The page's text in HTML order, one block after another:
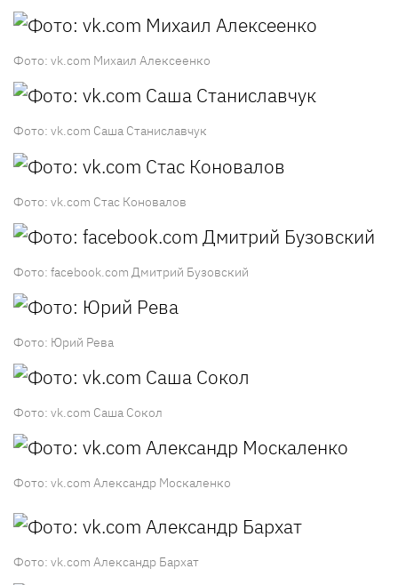
Фото: vk.com Михаил Алексеенко
Фото: vk.com Саша Станиславчук
Фото: vk.com Стас Коновалов
Фото: facebook.com Дмитрий Бузовский
Фото: Юрий Рева
Фото: vk.com Саша Сокол
Фото: vk.com Александр Москаленко
Фото: vk.com Александр Бархат